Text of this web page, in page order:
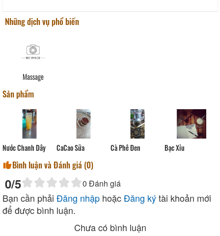
Những dịch vụ phổ biến
Massage
Sản phẩm
Nước Chanh Dây CaCao Sữa Cà Phê Đen Bạc Xỉu
Bình luận và Đánh giá (0)
0/5 0 Đánh giá
Bạn cần phải Đăng nhập hoặcĐăng kýtài khoản mới
để được bình luận.
Chưa có bình luận